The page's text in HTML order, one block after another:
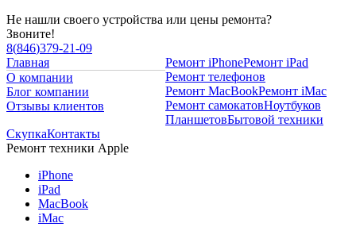
Не нашли своего устройства или цены ремонта?
Звоните!
8(846)379-21-09
Главная
О компании
Блог компании
Отзывы клиентов
Ремонт iPhoneРемонт iPad
Ремонт телефонов
Ремонт MacBookРемонт iMac
Ремонт самокатовНоутбуков
ПланшетовБытовой техники
СкупкаКонтакты
Ремонт техники Apple
iPhone
iPad
MacBook
iMac